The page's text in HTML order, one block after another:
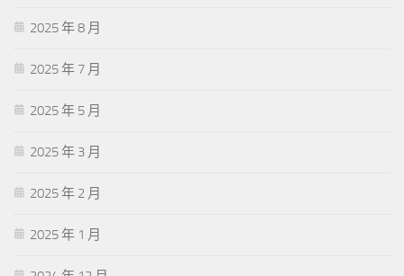
2025 年 8 月
2025 年 7 月
2025 年 5 月
2025 年 3 月
2025 年 2 月
2025 年 1 月